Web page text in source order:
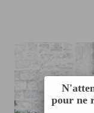
pour ne